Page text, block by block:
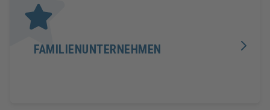
FAMILIENUNTERNEHMEN